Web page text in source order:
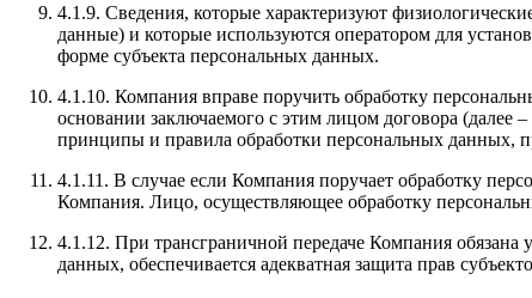
4.1.9. Сведения, которые характеризуют
данные) и которые используются оператором для
форме субъекта персональных данных.
4.1.10. Компания вправе поручить обработку
основании заключаемого с этим лицом договора
принципы и правила обработки персональных данных,
4.1.11. В случае если Компания поручает обработку
Компания. Лицо, осуществляющее обработку
4.1.12. При трансграничной передаче Компания обязана
данных, обеспечивается адекватная защита прав